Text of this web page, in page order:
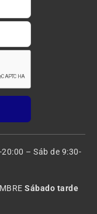
– Sáb de 9:30-
Sábado tarde